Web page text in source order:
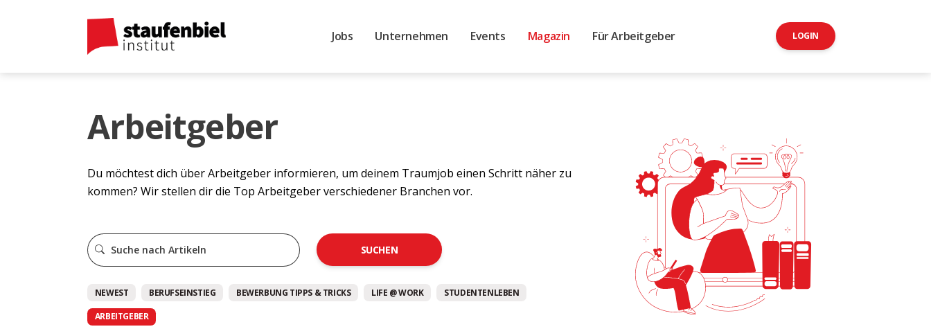
Jobs Unternehmen Events Magazin Für Arbeitgeber LOGIN
Arbeitgeber
Du möchtest dich über Arbeitgeber informieren, um deinem Traumjob einen Schritt näher zu
kommen? Wir stellen dir die Top Arbeitgeber verschiedener Branchen vor.
SUCHEN
NEWEST BERUFSEINSTIEG BEWERBUNG TIPPS & TRICKS LIFE @ WORK STUDENTENLEBEN
ARBEITGEBER